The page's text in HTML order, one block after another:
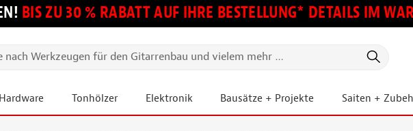
BIS ZU 30 % RABATT AUF IHRE BESTELLUNG* DETAILS IM
Tonhölzer Elektronik Bausätze + Projekte Saiten +